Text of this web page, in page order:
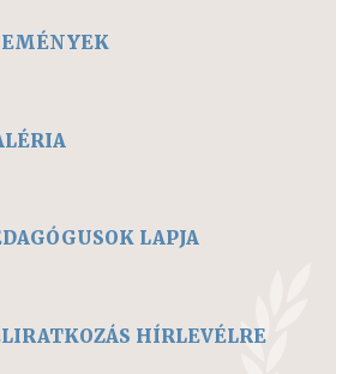
LAPJA
HÍRLEVÉLRE